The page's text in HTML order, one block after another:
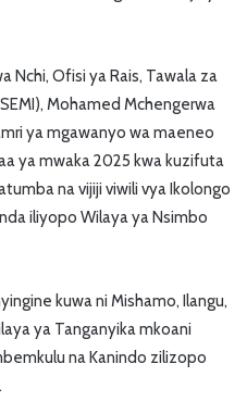
Nchi, Ofisi ya Rais, Tawala za
Mohamed Mchengerwa
ya mgawanyo wa maeneo
ya mwaka 2025 kwa kuzifuta
na vijiji viwili vya Ikolongo
iliyopo Wilaya ya Nsimbo
kuwa ni Mishamo, Ilangu,
ya Tanganyika mkoani
na Kanindo zilizopo